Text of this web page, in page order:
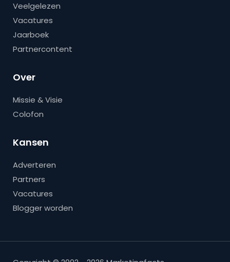
Veelgelezen
Vacatures
Jaarboek
Partnercontent
Over
Missie & Visie
Colofon
Kansen
Adverteren
Partners
Vacatures
Blogger worden